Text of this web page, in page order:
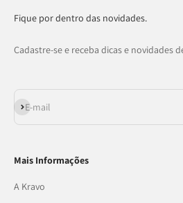
Fique por dentro das novidades.
Cadastre-se e receba dicas e novidades
E-mail
Assinar
Mais Informações
A Kravo